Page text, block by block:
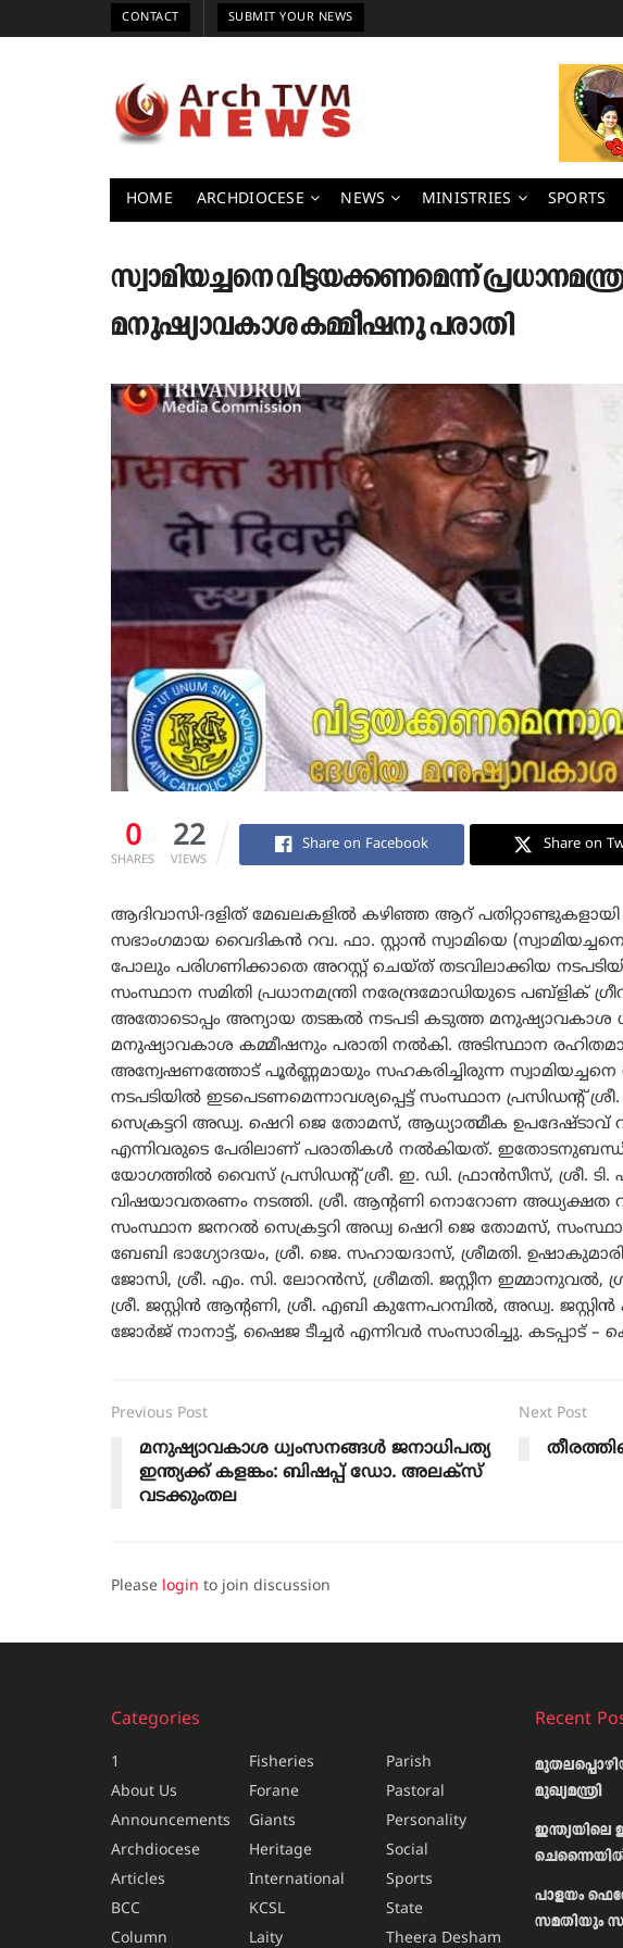
CONTACT SUBMIT YOUR NEWS
HOME ARCHDIOCESE NEWS MINISTRIES SPORTS
സ്വാമിയച്ചനെ വിട്ടയക്കണമെന്ന്
മനുഷ്യാവകാശ കമ്മീഷനു പരാതി
0
SHARES
22
VIEWS
Share on Facebook Share on
ആദിവാസി-ദളിത് മേഖലകളില്‍ കഴിഞ്ഞ ആറ്
സഭാംഗമായ വൈദികന്‍ റവ. ഫാ. സ്റ്റാന്‍ സ്വാമിയെ
പോലും പരിഗണിക്കാതെ അറസ്റ്റ് ചെയ്ത് തടവിലാക്കിയ
സംസ്ഥാന സമിതി പ്രധാനമന്ത്രി നരേന്ദ്രമോഡിയുടെ പബ്ളിക്
അതോടൊപ്പം അന്യായ തടങ്കല്‍ നടപടി കടുത്ത മനുഷ്യാവകാശ
മനുഷ്യാവകാശ കമ്മീഷനും പരാതി നല്‍കി. അടിസ്ഥാന
അന്വേഷണത്തോട് പൂര്‍ണ്ണമായും സഹകരിച്ചിരുന്ന സ്വാമിയച്ചനെ
നടപടിയില്‍ ഇടപെടണമെന്നാവശ്യപ്പെട്ട് സംസ്ഥാന
സെക്രട്ടറി അഡ്വ. ഷെറി ജെ തോമസ്, ആധ്യാത്മീക
എന്നിവരുടെ പേരിലാണ് പരാതികള്‍ നല്‍കിയത്.
യോഗത്തില്‍ വൈസ് പ്രസിഡന്‍റ് ശ്രീ. ഇ. ഡി. ഫ്രാന്‍സീസ്, ശ്രീ.
വിഷയാവതരണം നടത്തി. ശ്രീ. ആന്‍റണി നൊറോണ
സംസ്ഥാന ജനറല്‍ സെക്രട്ടറി അഡ്വ ഷെറി ജെ തോമസ്,
ബേബി ഭാഗ്യോദയം, ശ്രീ. ജെ. സഹായദാസ്, ശ്രീമതി.
ജോസി, ശ്രീ. എം. സി. ലോറന്‍സ്, ശ്രീമതി. ജസ്റ്റീന
ശ്രീ. ജസ്റ്റിന്‍ ആന്‍റണി, ശ്രീ. എബി കുന്നേപറമ്പില്‍, അഡ്വ. ജസ്റ്റിന്‍
ജോര്‍ജ് നാനാട്ട്, ഷൈജ ടീച്ചര്‍ എന്നിവര്‍ സംസാരിച്ചു.
Previous Post
മനുഷ്യാവകാശ ധ്വംസനങ്ങൾ ജനാധിപത്യ
ഇന്ത്യക്ക് കളങ്കം: ബിഷപ്പ് ഡോ. അലക്സ്
വടക്കുംതല
Next Post
Please login to join discussion
Categories
1
About Us
Announcements
Archdiocese
Articles
BCC
Column
Fisheries
Forane
Giants
Heritage
International
KCSL
Laity
Parish
Pastoral
Personality
Social
Sports
State
Theera Desham
Recent
മുഖ്യമന്ത്രി
ഇന്ത്യയിലെ
പാളയം
സമതിയും